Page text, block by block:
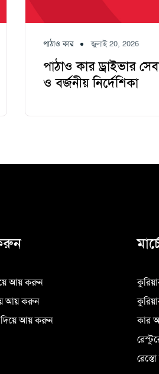
পাঠাও কার জুলাই 20, 2026
পাঠাও কার ড্রাইভার
ও বর্জনীয় নির্দেশিকা
আয় করুন
আয় করুন
আয় করুন
কার